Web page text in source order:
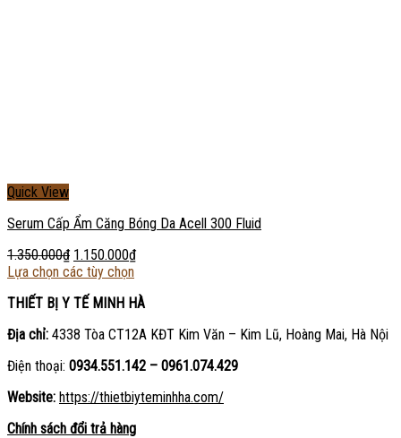
Quick View
Serum Cấp Ẩm Căng Bóng Da Acell 300 Fluid
1.350.000₫ 1.150.000₫
Lựa chọn các tùy chọn
THIẾT BỊ Y TẾ MINH HÀ
Địa chỉ: 4338 Tòa CT12A KĐT Kim Văn – Kim Lũ, Hoàng Mai, Hà Nội
Điện thoại: 0934.551.142 – 0961.074.429
Website: https://thietbiyteminhha.com/
Chính sách đổi trả hàng